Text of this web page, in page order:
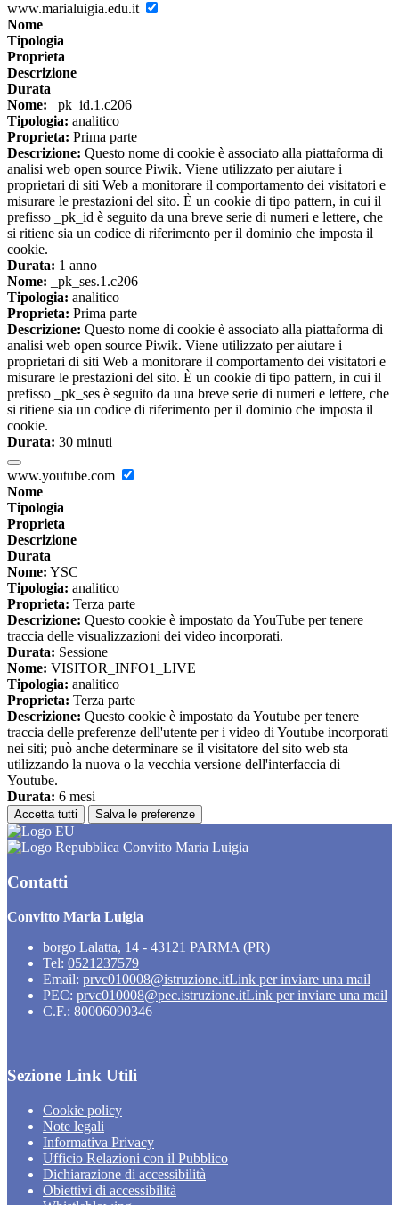
www.marialuigia.edu.it
Nome
Tipologia
Proprieta
Descrizione
Durata
Nome: _pk_id.1.c206
Tipologia: analitico
Proprieta: Prima parte
Descrizione: Questo nome di cookie è associato alla piattaforma di
analisi web open source Piwik. Viene utilizzato per aiutare i
proprietari di siti Web a monitorare il comportamento dei visitatori e
misurare le prestazioni del sito. È un cookie di tipo pattern, in cui il
prefisso _pk_id è seguito da una breve serie di numeri e lettere, che
si ritiene sia un codice di riferimento per il dominio che imposta il
cookie.
Durata: 1 anno
Nome: _pk_ses.1.c206
Tipologia: analitico
Proprieta: Prima parte
Descrizione: Questo nome di cookie è associato alla piattaforma di
analisi web open source Piwik. Viene utilizzato per aiutare i
proprietari di siti Web a monitorare il comportamento dei visitatori e
misurare le prestazioni del sito. È un cookie di tipo pattern, in cui il
prefisso _pk_ses è seguito da una breve serie di numeri e lettere, che
si ritiene sia un codice di riferimento per il dominio che imposta il
cookie.
Durata: 30 minuti
www.youtube.com
Nome
Tipologia
Proprieta
Descrizione
Durata
Nome: YSC
Tipologia: analitico
Proprieta: Terza parte
Descrizione: Questo cookie è impostato da YouTube per tenere
traccia delle visualizzazioni dei video incorporati.
Durata: Sessione
Nome: VISITOR_INFO1_LIVE
Tipologia: analitico
Proprieta: Terza parte
Descrizione: Questo cookie è impostato da Youtube per tenere
traccia delle preferenze dell'utente per i video di Youtube incorporati
nei siti; può anche determinare se il visitatore del sito web sta
utilizzando la nuova o la vecchia versione dell'interfaccia di
Youtube.
Durata: 6 mesi
Accetta tutti Salva le preferenze
Convitto Maria Luigia
Contatti
Convitto Maria Luigia
borgo Lalatta, 14 - 43121 PARMA (PR)
Tel: 0521237579
Email: prvc010008@istruzione.itLink per inviare una mail
PEC: prvc010008@pec.istruzione.itLink per inviare una mail
C.F.: 80006090346
Sezione Link Utili
Cookie policy
Note legali
Informativa Privacy
Ufficio Relazioni con il Pubblico
Dichiarazione di accessibilità
Obiettivi di accessibilità